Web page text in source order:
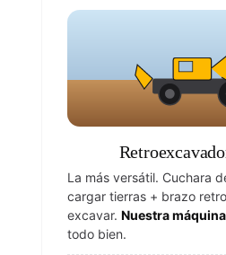
La más versátil. Cuchara
cargar tierras + brazo
excavar. Nuestra
todo bien.